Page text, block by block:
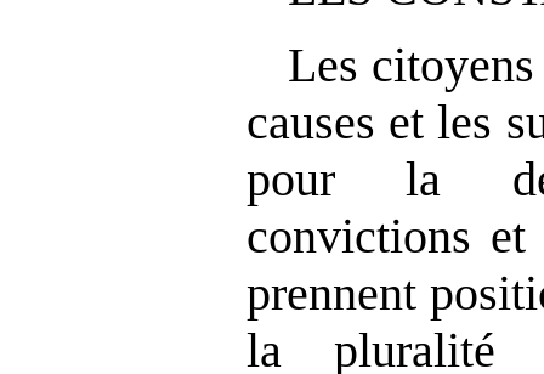
Les citoyens
causes et les
pour la
convictions
prennent
la pluralité